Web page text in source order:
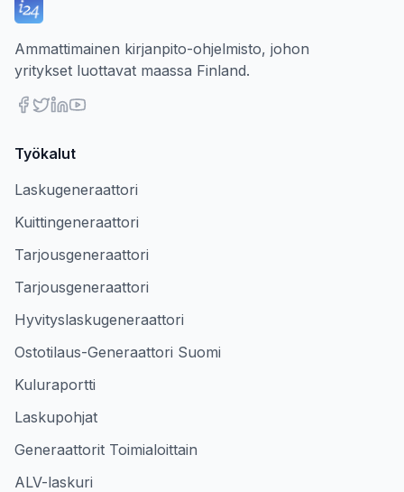
Ammattimainen kirjanpito-ohjelmisto, johon
yritykset luottavat maassa Finland.
Työkalut
Laskugeneraattori
Kuittingeneraattori
Tarjousgeneraattori
Tarjousgeneraattori
Hyvityslaskugeneraattori
Ostotilaus-Generaattori Suomi
Kuluraportti
Laskupohjat
Generaattorit Toimialoittain
ALV-laskuri